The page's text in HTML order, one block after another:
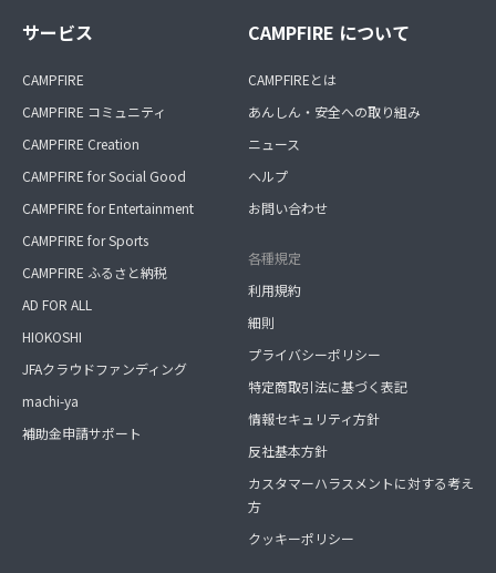
サービス
CAMPFIRE
CAMPFIRE コミュニティ
CAMPFIRE Creation
CAMPFIRE for Social Good
CAMPFIRE for Entertainment
CAMPFIRE for Sports
CAMPFIRE ふるさと納税
AD FOR ALL
HIOKOSHI
JFAクラウドファンディング
machi-ya
補助金申請サポート
CAMPFIRE について
CAMPFIREとは
あんしん・安全への取り組み
ニュース
ヘルプ
お問い合わせ
各種規定
利用規約
細則
プライバシーポリシー
特定商取引法に基づく表記
情報セキュリティ方針
反社基本方針
カスタマーハラスメントに対する考え
方
クッキーポリシー